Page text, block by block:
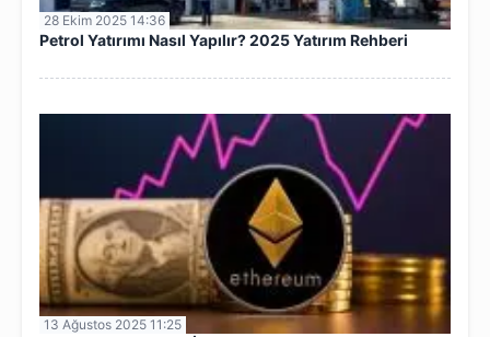
28 Ekim 2025 14:36
Petrol Yatırımı Nasıl Yapılır? 2025 Yatırım Rehberi
13 Ağustos 2025 11:25